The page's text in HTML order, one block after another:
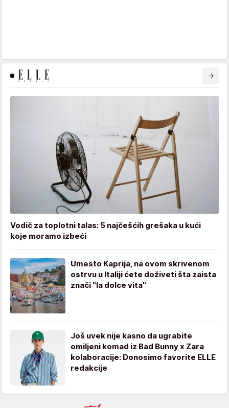
Vodič za toplotni talas: 5 najčešćih grešaka u kući
koje moramo izbeći
Umesto Kaprija, na ovom skrivenom
ostrvu u Italiji ćete doživeti šta zaista
znači "la dolce vita"
Još uvek nije kasno da ugrabite
omiljeni komad iz Bad Bunny x Zara
kolaboracije: Donosimo favorite ELLE
redakcije